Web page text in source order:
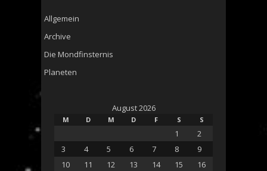
Allgemein
Archive
Die Mondfinsternis
Planeten
August 2026
M D M D F S S
1
2
3
4 5 6 7 8
9
10
11 12 13 14 15
16